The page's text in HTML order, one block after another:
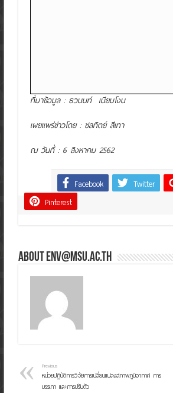
ที่มาข้อมูล : ธวนนท์ เนียมโงน
เผยแพร่ข่าวโดย : ชลทิตย์ สีเทา
ณ วันที่ : 6 สิงหาคม 2562
Facebook Twitter
Pinterest
About env@msu.ac.th
Previous
หน่วยปฏิบัติการวิจัยการเปลี่ยนแปลงสภาพภูมิอากาศ การ
บรรเทา และการปรับตัว